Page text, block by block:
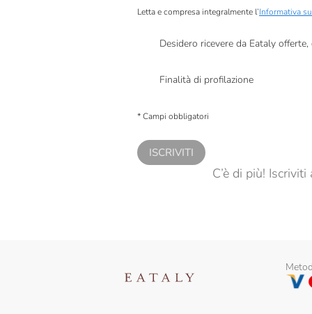
Masseria Mirogallo
Pan Dei Massi
Panificio Tossini
Perino & Perino
Santu Predu
Letta e compresa integralmente l’Informativa
Desidero ricevere da Eataly
Finalità di profilazione
* Campi obbligatori
ISCRIVITI
C’è di più!